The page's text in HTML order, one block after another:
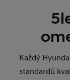
Každý
standardů